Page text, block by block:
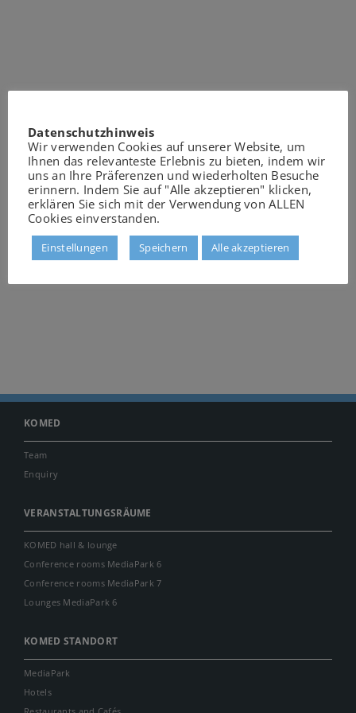
KOMED
Team
Enquiry
VERANSTALTUNGSRÄUME
KOMED hall & lounge
Conference rooms MediaPark 6
Conference rooms MediaPark 7
Lounges MediaPark 6
KOMED STANDORT
MediaPark
Hotels
Datenschutzhinweis
Wir verwenden Cookies auf unserer Website, um
Ihnen das relevanteste Erlebnis zu bieten, indem wir
uns an Ihre Präferenzen und wiederholten Besuche
erinnern. Indem Sie auf "Alle akzeptieren" klicken,
erklären Sie sich mit der Verwendung von ALLEN
Cookies einverstanden.
Einstellungen Speichern Alle akzeptieren